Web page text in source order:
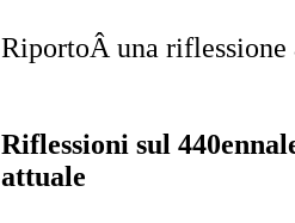
RiportoÂ una riflessione
Riflessioni sul
attuale